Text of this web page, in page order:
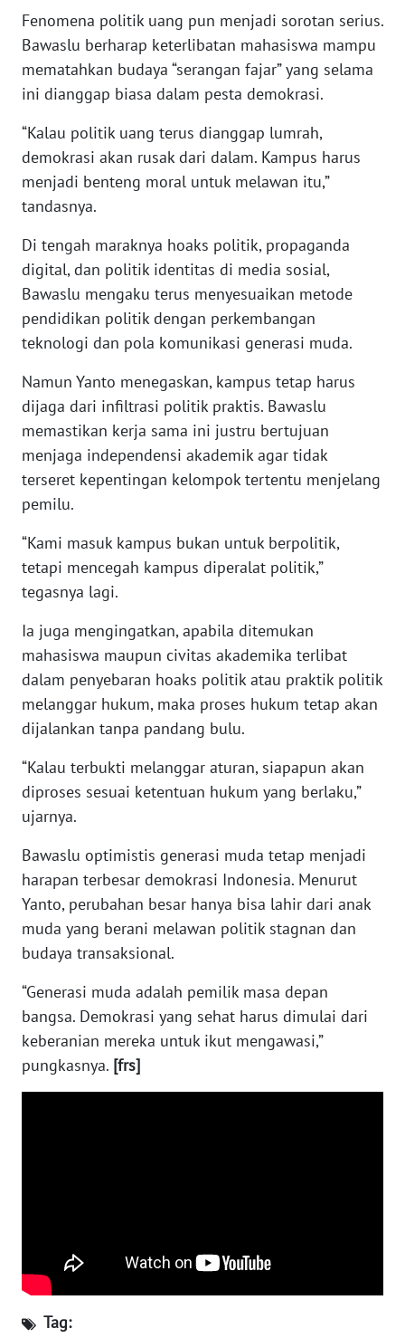
Fenomena politik uang pun menjadi sorotan serius.
Bawaslu berharap keterlibatan mahasiswa mampu
mematahkan budaya “serangan fajar” yang selama
ini dianggap biasa dalam pesta demokrasi.
“Kalau politik uang terus dianggap lumrah,
demokrasi akan rusak dari dalam. Kampus harus
menjadi benteng moral untuk melawan itu,”
tandasnya.
Di tengah maraknya hoaks politik, propaganda
digital, dan politik identitas di media sosial,
Bawaslu mengaku terus menyesuaikan metode
pendidikan politik dengan perkembangan
teknologi dan pola komunikasi generasi muda.
Namun Yanto menegaskan, kampus tetap harus
dijaga dari infiltrasi politik praktis. Bawaslu
memastikan kerja sama ini justru bertujuan
menjaga independensi akademik agar tidak
terseret kepentingan kelompok tertentu menjelang
pemilu.
“Kami masuk kampus bukan untuk berpolitik,
tetapi mencegah kampus diperalat politik,”
tegasnya lagi.
Ia juga mengingatkan, apabila ditemukan
mahasiswa maupun civitas akademika terlibat
dalam penyebaran hoaks politik atau praktik politik
melanggar hukum, maka proses hukum tetap akan
dijalankan tanpa pandang bulu.
“Kalau terbukti melanggar aturan, siapapun akan
diproses sesuai ketentuan hukum yang berlaku,”
ujarnya.
Bawaslu optimistis generasi muda tetap menjadi
harapan terbesar demokrasi Indonesia. Menurut
Yanto, perubahan besar hanya bisa lahir dari anak
muda yang berani melawan politik stagnan dan
budaya transaksional.
“Generasi muda adalah pemilik masa depan
bangsa. Demokrasi yang sehat harus dimulai dari
keberanian mereka untuk ikut mengawasi,”
pungkasnya. [frs]
Tag:
WN
KALTENG
KALTARA
WN
KALSEL
WN
KALTIM
WN
SULSEL
WN
GORONTALO
WN
SULUT
MALUKU
MALUT
WN
DANAU
WN
NIAS
LANGKAT
WN
TAPANULI
WN
TANJUNG
LESUNG
LABUHANBATU
TAPANULI